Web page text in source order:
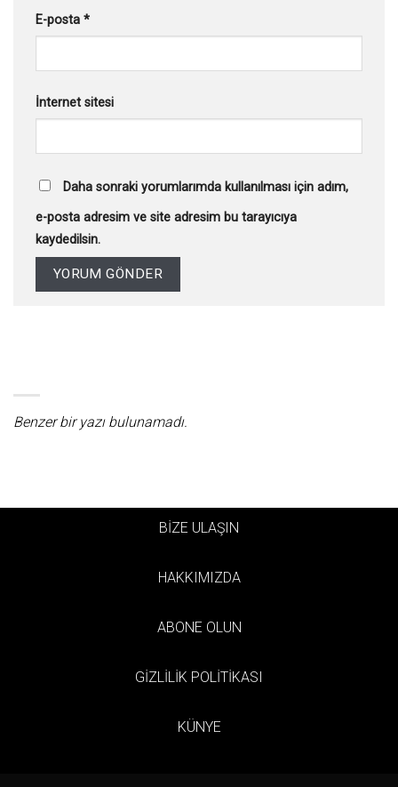
E-posta *
İnternet sitesi
Daha sonraki yorumlarımda kullanılması için adım,
e-posta adresim ve site adresim bu tarayıcıya
kaydedilsin.
Benzer bir yazı bulunamadı.
BİZE ULAŞIN
HAKKIMIZDA
ABONE OLUN
GİZLİLİK POLİTİKASI
KÜNYE